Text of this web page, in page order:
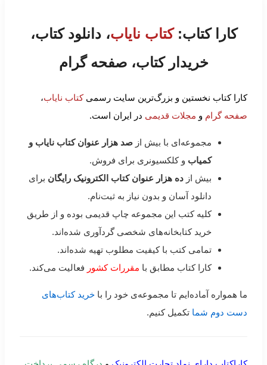
کارا کتاب:کتاب نایاب، دانلود کتاب،
خریدار کتاب، صفحه گرام
کارا کتاب نخستین و بزرگ‌ترین سایت رسمیکتاب نایاب،
صفحه گرام و مجلات قدیمی در ایران است.
مجموعه‌ای با بیش از صد هزار عنوان کتاب نایاب و
کمیاب و کلکسیونری برای فروش.
بیش از ده هزار عنوان کتاب الکترونیک رایگان برای
دانلود آسان و بدون نیاز به ثبت‌نام.
کلیه کتب این مجموعه چاپ قدیمی بوده و از طریق
خرید کتابخانه‌های شخصی گردآوری شده‌اند.
تمامی کتب با کیفیت مطلوب تهیه شده‌اند.
کارا کتاب مطابق با مقررات کشور فعالیت می‌کند.
ما همواره آماده‌ایم تا مجموعه‌ی خود را با خرید کتاب‌های
دست دوم شما تکمیل کنیم.